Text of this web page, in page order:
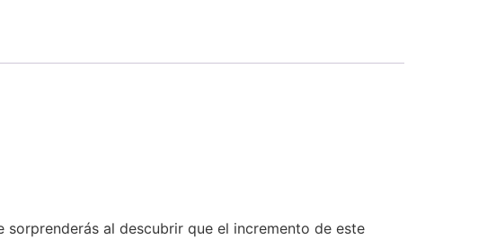
al descubrir que el incremento de este